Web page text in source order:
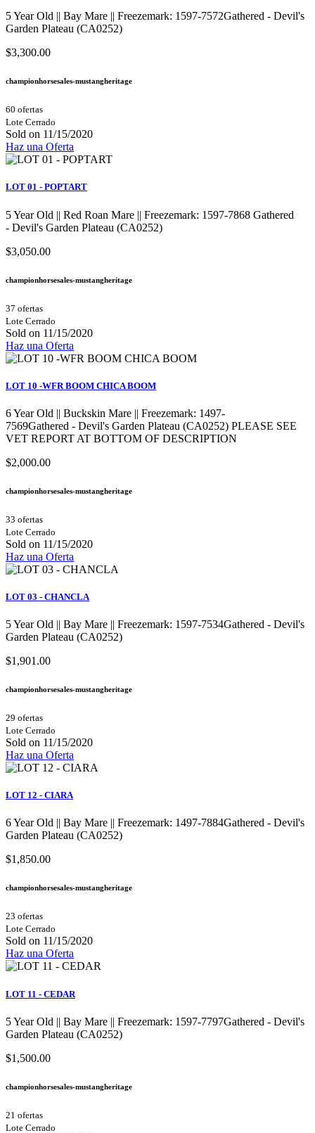
5 Year Old || Bay Mare || Freezemark: 1597-7572Gathered - Devil's
Garden Plateau (CA0252)
$3,300.00
championhorsesales-mustangheritage
60 ofertas
Lote Cerrado
Sold on 11/15/2020
Haz una Oferta
LOT 01 - POPTART
5 Year Old || Red Roan Mare || Freezemark: 1597-7868 Gathered
- Devil's Garden Plateau (CA0252)
$3,050.00
championhorsesales-mustangheritage
37 ofertas
Lote Cerrado
Sold on 11/15/2020
Haz una Oferta
LOT 10 -WFR BOOM CHICA BOOM
6 Year Old || Buckskin Mare || Freezemark: 1497-
7569Gathered - Devil's Garden Plateau (CA0252) PLEASE SEE
VET REPORT AT BOTTOM OF DESCRIPTION
$2,000.00
championhorsesales-mustangheritage
33 ofertas
Lote Cerrado
Sold on 11/15/2020
Haz una Oferta
LOT 03 - CHANCLA
5 Year Old || Bay Mare || Freezemark: 1597-7534Gathered - Devil's
Garden Plateau (CA0252)
$1,901.00
championhorsesales-mustangheritage
29 ofertas
Lote Cerrado
Sold on 11/15/2020
Haz una Oferta
LOT 12 - CIARA
6 Year Old || Bay Mare || Freezemark: 1497-7884Gathered - Devil's
Garden Plateau (CA0252)
$1,850.00
championhorsesales-mustangheritage
23 ofertas
Lote Cerrado
Sold on 11/15/2020
Haz una Oferta
LOT 11 - CEDAR
5 Year Old || Bay Mare || Freezemark: 1597-7797Gathered - Devil's
Garden Plateau (CA0252)
$1,500.00
championhorsesales-mustangheritage
21 ofertas
Lote Cerrado